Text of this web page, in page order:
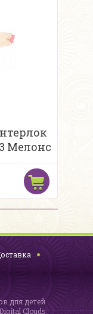
Мелонс
для детей
Digital Clouds